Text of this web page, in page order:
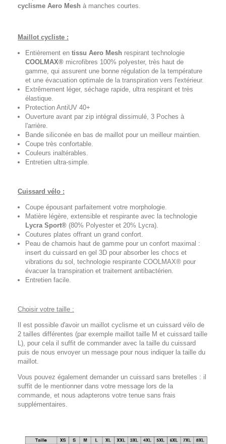
cyclisme Aero Mesh à manches courtes.
Maillot cycliste :
Entièrement en tissu Aero Mesh respirant technologie
COOLMAX® microfibres 100% polyester, très haut de
gamme, qui assurent une bonne régulation de la température
et une évacuation optimale de la transpiration vers l'extérieur.
Extrêmement léger, séchage rapide, ultra respirant et très
élastique.
Protection AntiUV 40+
Ouverture avant par zip intégral dissimulé, 3 Poches à
l'arrière.
Bande siliconée en bas de maillot pour un meilleur maintien.
Coupe très confortable.
Couleurs inaltérables.
Entretien ultra-simple.
Cuissard vélo :
Coupe épousant parfaitement votre morphologie.
Matière légère, extensible et respirante avec la technologie
Lycra Sport® (80% Polyester et 20% Lycra).
Coutures plates offrant un grand confort.
Peau de chamois haut de gamme pour un confort maximal :
insert du cuissard en gel 3D pour absorber les chocs et
vibrations du sol, technologie respirante COOLMAX® pour
évacuer la transpiration et traitement antibactérien.
Entretien facile.
Choisir votre taille :
Il est possible d'avoir un maillot cyclisme et un cuissard vélo de
2 tailles différentes (par exemple maillot taille M et cuissard taille
L), pour cela il suffit de commander avec la taille du cuissard
puis de nous envoyer un message pour nous indiquer la taille du
maillot.
Vous pouvez également demander un cuissard sans bretelles : il
suffit de le mentionner dans votre message lors de la
commande, et nous adapterons votre tenue sans frais
supplémentaires.